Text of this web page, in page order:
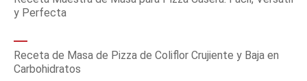
y Perfecta
Receta de Masa de Pizza de Coliflor Crujiente y Baja en
Carbohidratos